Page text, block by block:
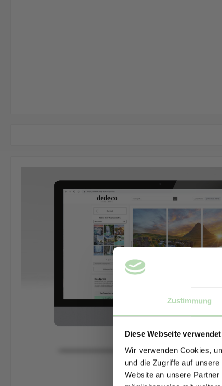
Zustimmung
Diese Webseite
Wir verwenden Cookies,
und die Zugriffe auf
Website an unsere